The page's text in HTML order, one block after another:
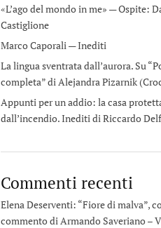
«L’ago del mondo in me» — Ospite:
Castiglione
Marco Caporali — Inediti
La lingua sventrata dall’aurora. Su
completa” di Alejandra Pizarnik
Appunti per un addio: la casa
dall’incendio. Inediti di Riccardo
Commenti recenti
Elena Deserventi: “Fiore di malva”,
commento di Armando Saveriano –